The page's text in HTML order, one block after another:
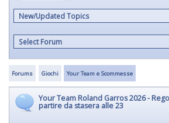
New/Updated Topics
Select Forum
Forums Giochi Your Team e Scommesse
Your Team Roland Garros 2026 -
partire da stasera alle 23